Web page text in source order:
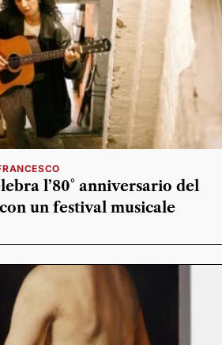
l’80° anniversario del
un festival musicale